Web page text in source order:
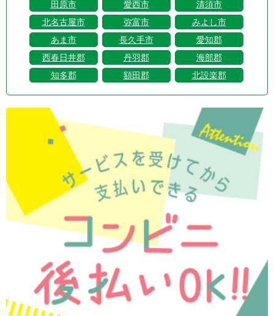
田原市
愛西市
清須市
北名古屋市
弥富市
みよし市
あま市
長久手市
愛知郡
西春日井郡
丹羽郡
海部郡
知多郡
額田郡 北設楽郡